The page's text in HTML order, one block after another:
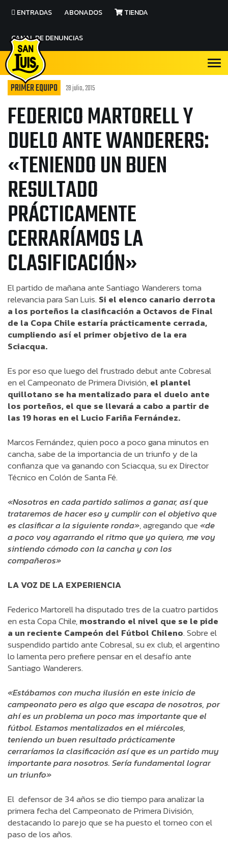
ENTRADAS ABONADOS TIENDA
CANAL DE DENUNCIAS
PRIMER EQUIPO 28 julio, 2015
FEDERICO MARTORELL Y
DUELO ANTE WANDERERS:
«TENIENDO UN BUEN
RESULTADO
PRÁCTICAMENTE
CERRARÍAMOS LA
CLASIFICACIÓN»
El partido de mañana ante Santiago Wanderers toma
relevancia para San Luis. Si el elenco canario derrota
a los porteños la clasificación a Octavos de Final
de la Copa Chile estaría prácticamente cerrada,
cumpliendo así el primer objetivo de la era
Sciacqua.
Es por eso que luego del frustrado debut ante Cobresal
en el Campeonato de Primera División, el plantel
quillotano se ha mentalizado para el duelo ante
los porteños, el que se llevará a cabo a partir de
las 19 horas en el Lucio Fariña Fernández.
Marcos Fernández, quien poco a poco gana minutos en
cancha, sabe de la importancia de un triunfo y de la
confianza que va ganando con Sciacqua, su ex Director
Técnico en Colón de Santa Fé.
«Nosotros en cada partido salimos a ganar, así que
trataremos de hacer eso y cumplir con el objetivo que
es clasificar a la siguiente ronda», agregando que «de
a poco voy agarrando el ritmo que yo quiero, me voy
sintiendo cómodo con la cancha y con los
compañeros»
LA VOZ DE LA EXPERIENCIA
Federico Martorell ha disputado tres de la cuatro partidos
en esta Copa Chile, mostrando el nivel que se le pide
a un reciente Campeón del Fútbol Chileno. Sobre el
suspendido partido ante Cobresal, su ex club, el argentino
lo lamenta pero prefiere pensar en el desafío ante
Santiago Wanderers.
«Estábamos con mucha ilusión en este inicio de
campeonato pero es algo que escapa de nosotros, por
ahí es un problema un poco mas importante que el
fútbol. Estamos mentalizados en el miércoles,
teniendo un buen resultado prácticamente
cerraríamos la clasificación así que es un partido muy
importante para nosotros. Sería fundamental lograr
un triunfo»
El defensor de 34 años se dio tiempo para analizar la
primera fecha del Campeonato de Primera División,
destacando lo parejo que se ha puesto el torneo con el
paso de los años.